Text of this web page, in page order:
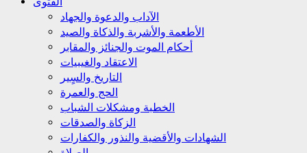
الآداب والدعوة والجهاد
الأطعمة والأشربة والذكاة والصيد
أحكام الموت والجنائز والمقابر
الاعتقاد والغيبيات
التاريخ والسٍير
الحج والعمرة
الخطبة ومشكلات الشباب
الزكاة والصدقات
الشهادات والأقضية والنذور والكفارات